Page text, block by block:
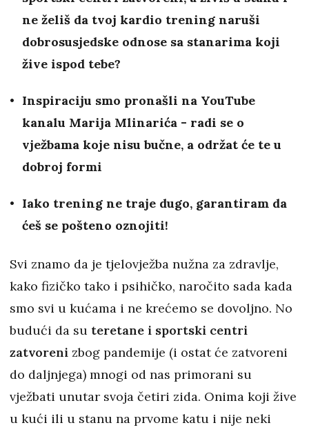
ne želiš da tvoj kardio trening naruši
dobrosusjedske odnose sa stanarima koji
žive ispod tebe?
Inspiraciju smo pronašli na YouTube
kanalu Marija Mlinarića - radi se o
vježbama koje nisu bučne, a održat će te u
dobroj formi
Iako trening ne traje dugo, garantiram da
ćeš se pošteno oznojiti!
Svi znamo da je tjelovježba nužna za zdravlje,
kako fizičko tako i psihičko, naročito sada kada
smo svi u kućama i ne krećemo se dovoljno. No
budući da su teretane i sportski centri
zatvoreni zbog pandemije (i ostat će zatvoreni
do daljnjega) mnogi od nas primorani su
vježbati unutar svoja četiri zida. Onima koji žive
u kući ili u stanu na prvome katu i nije neki